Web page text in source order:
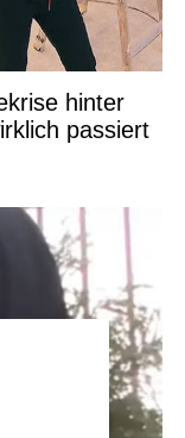
hinter
passiert